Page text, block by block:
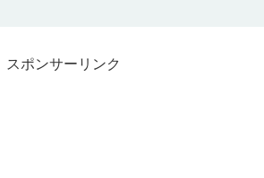
スポンサーリンク